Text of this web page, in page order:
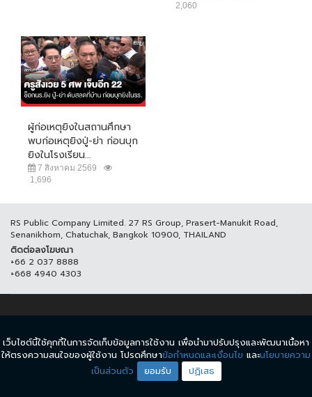
2,060
ผู้ก่อเหตุยิงในสถานศึกษา
พบก่อเหตุยิงปู่-ย่า ก่อนบุก
ยิงในโรงเรียน...
7 สิงหาคม 2569
1,696
RS Public Company Limited. 27 RS Group, Prasert-Manukit Road,
Senanikhom, Chatuchak, Bangkok 10900, THAILAND
ติดต่อลงโฆษณา
+66 2 037 8888
+668 4940 4303
© COPYRIGHT 2017 THAICH8.COM, ALL RIGHT RESERVED.
ข้อกำหนดและเงื่อนไข นโยบายความเป็นส่วนตัว
เว็บไซต์นี้ใช้คุกกี้ในการจัดเก็บข้อมูลการใช้งาน เพื่อนำมาปรับปรุงและพัฒนาเนื้อหา
ให้ตรงความสนใจของผู้ใช้งาน โปรดศึกษาข้อกำหนดและเงื่อนไข และนโยบายความ
เป็นส่วนตัว
ยอมรับ ปฏิเสธ